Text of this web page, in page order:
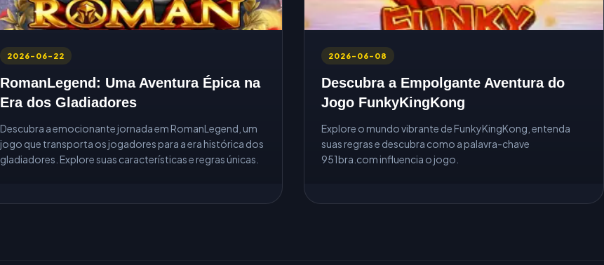
2026-06-22
RomanLegend: Uma Aventura Épica na
Era dos Gladiadores
Descubra a emocionante jornada em RomanLegend, um
jogo que transporta os jogadores para a era histórica dos
gladiadores. Explore suas características e regras únicas.
2026-06-08
Descubra a Empolgante Aventura do
Jogo FunkyKingKong
Explore o mundo vibrante de FunkyKingKong, entenda
suas regras e descubra como a palavra-chave
951bra.com influencia o jogo.